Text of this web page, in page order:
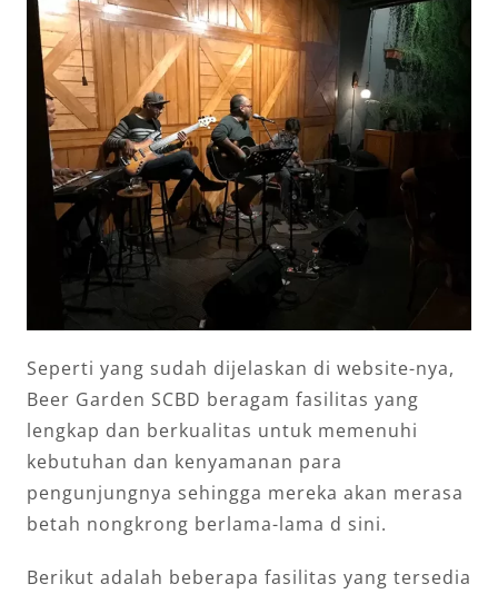
Seperti yang sudah dijelaskan di website-nya,
Beer Garden SCBD beragam fasilitas yang
lengkap dan berkualitas untuk memenuhi
kebutuhan dan kenyamanan para
pengunjungnya sehingga mereka akan merasa
betah nongkrong berlama-lama d sini.
Berikut adalah beberapa fasilitas yang tersedia